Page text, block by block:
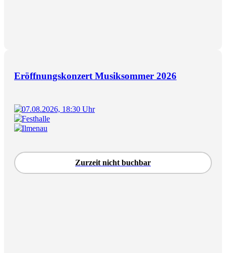
Eröffnungskonzert Musiksommer 2026
07.08.2026, 18:30 Uhr
Festhalle
Ilmenau
Zurzeit nicht buchbar